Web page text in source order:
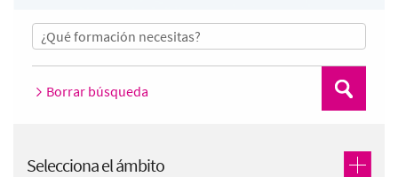
Buscar
Borrar búsqueda
Selecciona el ámbito